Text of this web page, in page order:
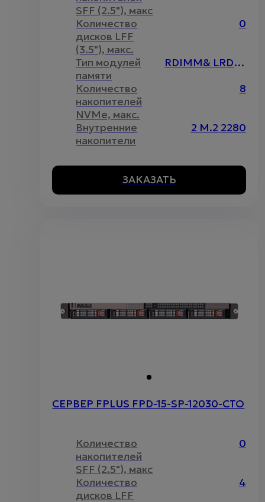
SFF (2.5"), макс
Количество
дисков LFF
(3.5"), макс.
0
Тип модулей
памяти
RDIMM& LRDIMM& DCPMM
Количество
накопителей
NVMe, макс.
8
Внутренние
накопители
2 M.2 2280
ЗАКАЗАТЬ
СЕРВЕР FPLUS FPD-15-SP-12030-CTO
Количество
накопителей
SFF (2.5"), макс
0
Количество
дисков LFF
4